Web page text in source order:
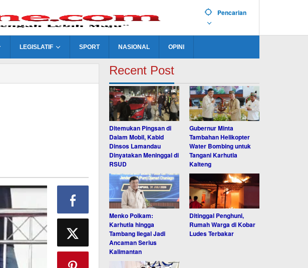
Pencarian
LEGISLATIF SPORT NASIONAL OPINI
Recent Post
Ditemukan Pingsan di
Dalam Mobil, Kabid
Dinsos Lamandau
Dinyatakan Meninggal di
RSUD
Gubernur Minta
Tambahan Helikopter
Water Bombing untuk
Tangani Karhutla
Kalteng
Menko Polkam:
Karhutla hingga
Tambang Ilegal Jadi
Ancaman Serius
Kalimantan
Ditinggal Penghuni,
Rumah Warga di Kobar
Ludes Terbakar